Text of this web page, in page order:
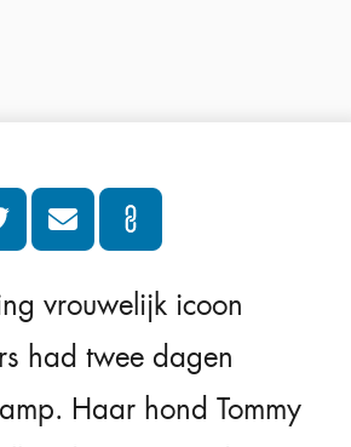
vrouwelijk icoon
had twee dagen
Haar hond Tommy